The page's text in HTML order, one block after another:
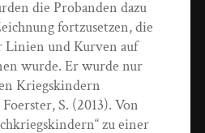
die Probanden dazu
fortzusetzen, die
Linien und Kurven auf
wurde. Er wurde nur
Kriegskindern
S. (2013). Von
zu einer